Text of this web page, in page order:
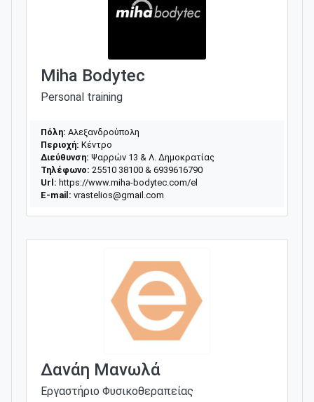
Miha Bodytec
Personal training
Πόλη: Αλεξανδρούπολη
Περιοχή: Κέντρο
Διεύθυνση: Ψαρρών 13 & Λ. Δημοκρατίας
Τηλέφωνο: 25510 38100 & 6939616790
Url: https://www.miha-bodytec.com/el
E-mail: vrastelios@gmail.com
Δανάη Μανωλά
Εργαστήριο Φυσικοθεραπείας